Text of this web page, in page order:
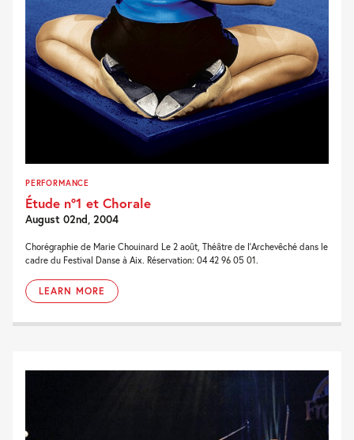
PERFORMANCE
Étude n°1 et Chorale
August 02nd, 2004
Chorégraphie de Marie Chouinard Le 2 août, Théâtre de l’Archevêché dans le
cadre du Festival Danse à Aix. Réservation: 04 42 96 05 01.
LEARN MORE